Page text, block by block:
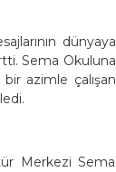
dünyaya
Sema Okuluna
azimle çalışan
Merkezi Sema